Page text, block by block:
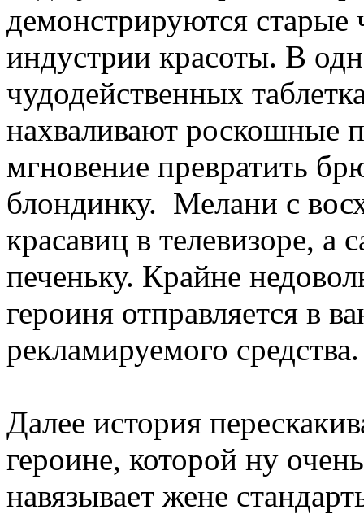
демонстрируются
индустрии красоты. В
чудодейственных
нахваливают роскошные
мгновение превратить
блондинку. Мелани с
красавиц в телевизоре, а
печеньку. Крайне
героиня отправляется в
рекламируемого средства.
Далее история
героине, которой ну
навязывает жене